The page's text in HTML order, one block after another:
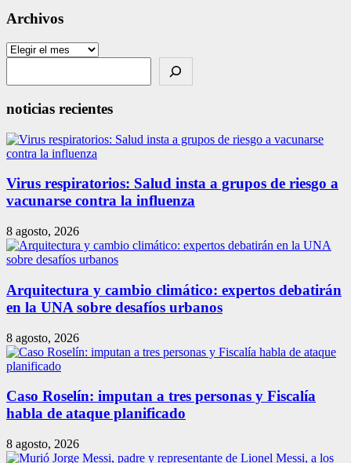
Archivos
Archivos
noticias recientes
Virus respiratorios: Salud insta a grupos de riesgo a
vacunarse contra la influenza
8 agosto, 2026
Arquitectura y cambio climático: expertos debatirán
en la UNA sobre desafíos urbanos
8 agosto, 2026
Caso Roselín: imputan a tres personas y Fiscalía
habla de ataque planificado
8 agosto, 2026